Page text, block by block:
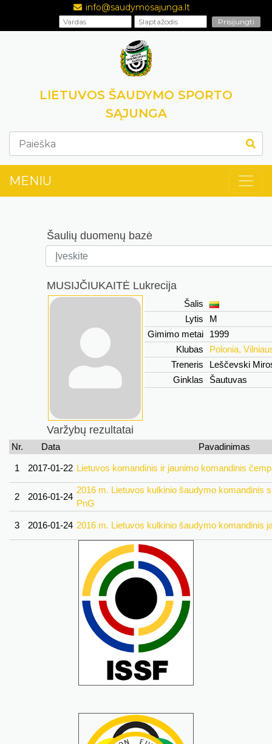
info@saudymosajunga.lt
LIETUVOS ŠAUDYMO SPORTO
SĄJUNGA
MENIU
Šaulių duomenų bazė
MUSIJČIUKAITĖ Lukrecija
Šalis
Lytis
M
Gimimo metai
1999
Klubas
Polonia,
Treneris
Leščevski
Ginklas
Šautuvas
Varžybų rezultatai
Nr. Data Pavadinimas
1 2017-01-22 Lietuvos komandinis ir jaunimo komandinis
2 2016-01-24
2016 m. Lietuvos kulkinio šaudymo komandinis
PnG
3 2016-01-24 2016 m. Lietuvos kulkinio šaudymo komandinis